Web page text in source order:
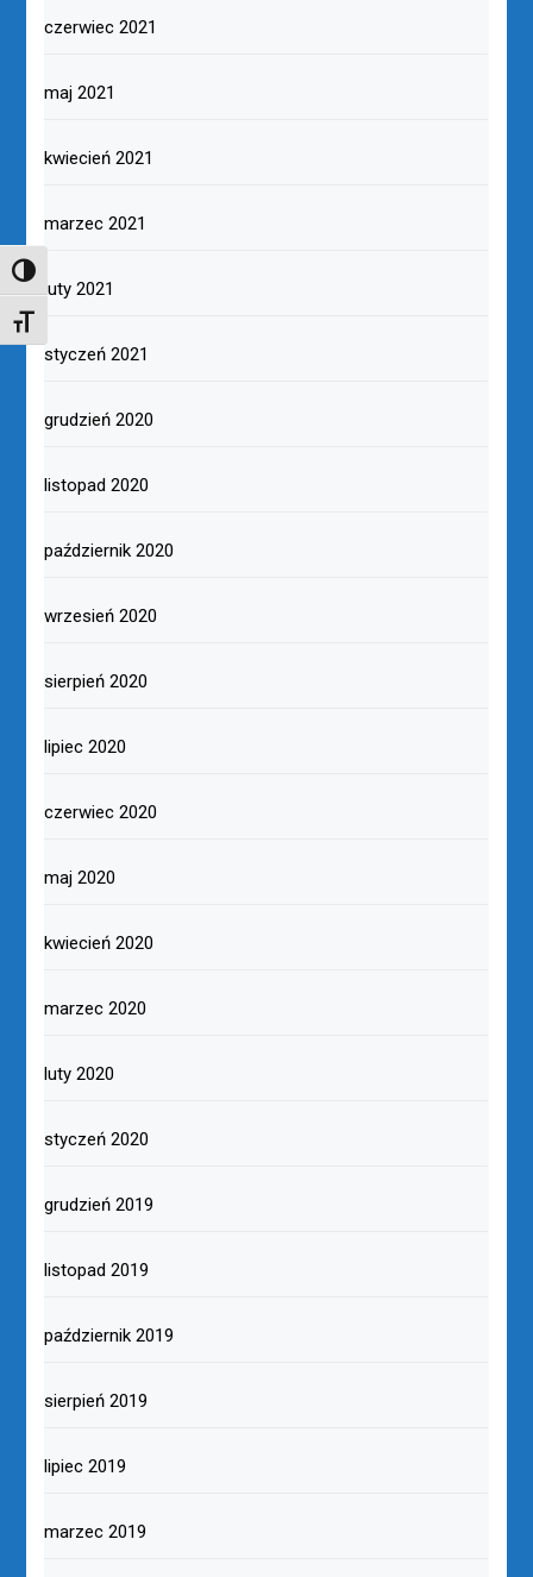
TOGGLE HIGH CONTRAST
TOGGLE FONT SIZE
czerwiec 2021
maj 2021
kwiecień 2021
marzec 2021
luty 2021
styczeń 2021
grudzień 2020
listopad 2020
październik 2020
wrzesień 2020
sierpień 2020
lipiec 2020
czerwiec 2020
maj 2020
kwiecień 2020
marzec 2020
luty 2020
styczeń 2020
grudzień 2019
listopad 2019
październik 2019
sierpień 2019
lipiec 2019
marzec 2019